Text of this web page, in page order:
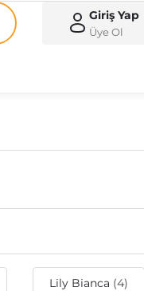
Giriş Yap
Üye Ol
Lily Bianca (4)